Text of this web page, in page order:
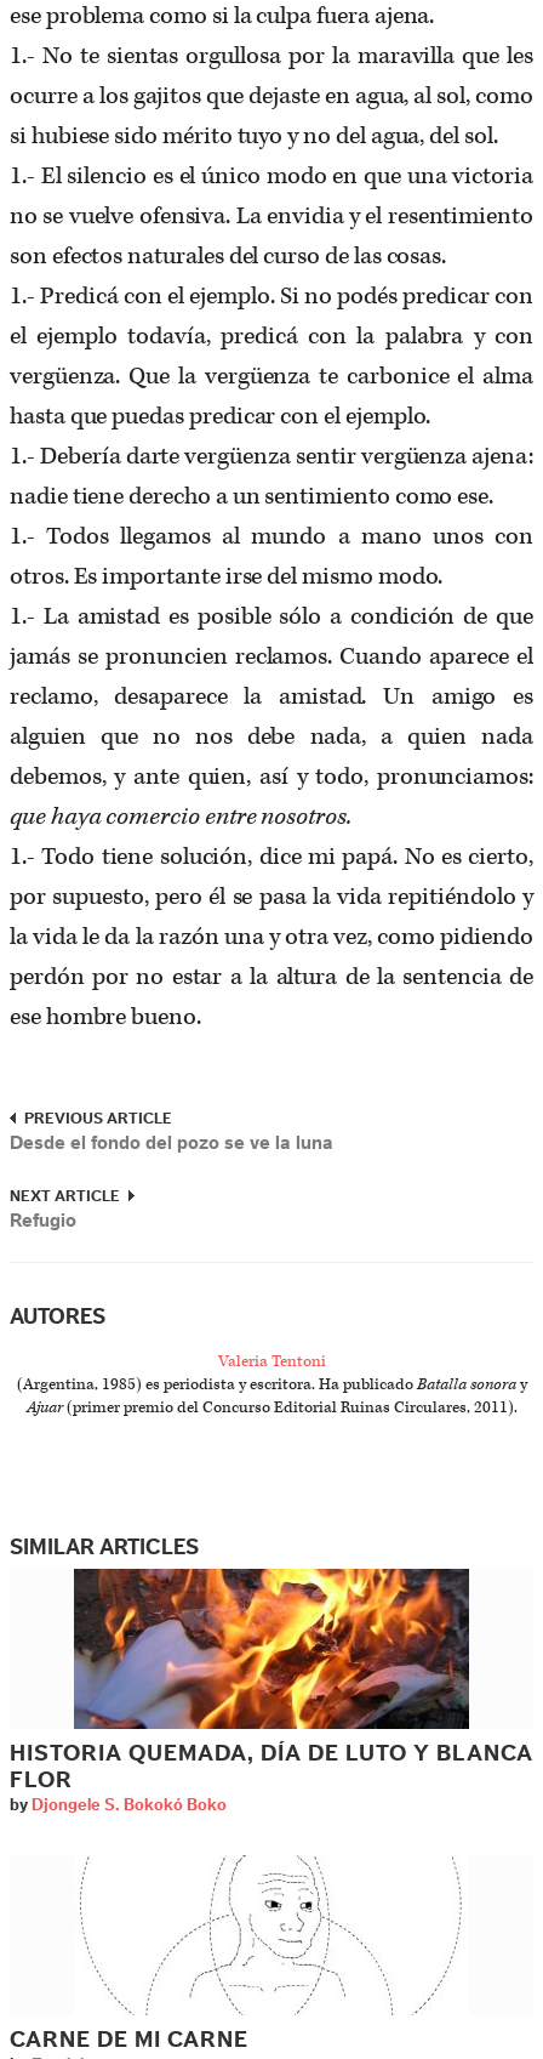
ese problema como si la culpa fuera ajena.
1.- No te sientas orgullosa por la maravilla que les
ocurre a los gajitos que dejaste en agua, al sol, como
si hubiese sido mérito tuyo y no del agua, del sol.
1.- El silencio es el único modo en que una victoria
no se vuelve ofensiva. La envidia y el resentimiento
son efectos naturales del curso de las cosas.
1.- Predicá con el ejemplo. Si no podés predicar con
el ejemplo todavía, predicá con la palabra y con
vergüenza. Que la vergüenza te carbonice el alma
hasta que puedas predicar con el ejemplo.
1.- Debería darte vergüenza sentir vergüenza ajena:
nadie tiene derecho a un sentimiento como ese.
1.- Todos llegamos al mundo a mano unos con
otros. Es importante irse del mismo modo.
1.- La amistad es posible sólo a condición de que
jamás se pronuncien reclamos. Cuando aparece el
reclamo, desaparece la amistad. Un amigo es
alguien que no nos debe nada, a quien nada
debemos, y ante quien, así y todo, pronunciamos:
que haya comercio entre nosotros.
1.- Todo tiene solución, dice mi papá. No es cierto,
por supuesto, pero él se pasa la vida repitiéndolo y
la vida le da la razón una y otra vez, como pidiendo
perdón por no estar a la altura de la sentencia de
ese hombre bueno.
PREVIOUS ARTICLE
Desde el fondo del pozo se ve la luna
NEXT ARTICLE
Refugio
AUTORES
Valeria Tentoni
(Argentina, 1985) es periodista y escritora. Ha publicadoBatalla sonoray
Ajuar(primer premio del Concurso Editorial Ruinas Circulares, 2011).
SIMILAR ARTICLES
HISTORIA QUEMADA, DÍA DE LUTO Y BLANCA
FLOR
by Djongele S. Bokokó Boko
CARNE DE MI CARNE